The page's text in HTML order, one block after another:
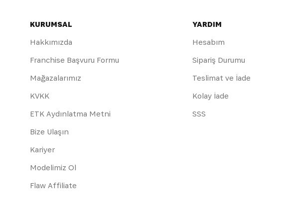
KURUMSAL
Hakkımızda
Franchise Başvuru Formu
Mağazalarımız
KVKK
ETK Aydınlatma Metni
Bize Ulaşın
Kariyer
Modelimiz Ol
Flaw Affiliate
YARDIM
Hesabım
Sipariş Durumu
Teslimat ve İade
Kolay İade
SSS